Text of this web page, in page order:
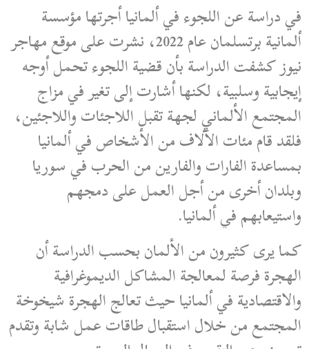
في دراسة عن اللجوء في ألمانيا أجرتها مؤسسة
ألمانية برتسلمان عام 2022، نشرت على موقع مهاجر
نيوز كشفت الدراسة بأن قضية اللجوء تحمل أوجه
إيجابية وسلبية، لكنها أشارت إلى تغير في مزاج
المجتمع الألماني لجهة تقبل اللاجئات واللاجئين،
فلقد قام مئات الآلاف من الأشخاص في ألمانيا
بمساعدة الفارات والفارين من الحرب في سوريا
وبلدان أخرى من أجل العمل على دمجهم
واستيعابهم في ألمانيا.
كما يرى كثيرون من الألمان بحسب الدراسة أن
الهجرة فرصة لمعالجة المشاكل الديموغرافية
والاقتصادية في ألمانيا حيث تعالج الهجرة شيخوخة
المجتمع من خلال استقبال طاقات عمل شابة وتقدم